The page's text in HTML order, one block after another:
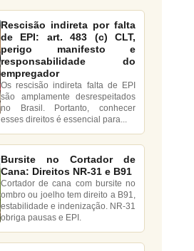
Rescisão indireta por falta
de EPI: art. 483 (c) CLT,
perigo manifesto e
responsabilidade do
empregador
Os rescisão indireta falta de EPI
são amplamente desrespeitados
no Brasil. Portanto, conhecer
esses direitos é essencial para...
Bursite no Cortador de
Cana: Direitos NR-31 e B91
Cortador de cana com bursite no
ombro ou joelho tem direito a B91,
estabilidade e indenização. NR-31
obriga pausas e EPI.